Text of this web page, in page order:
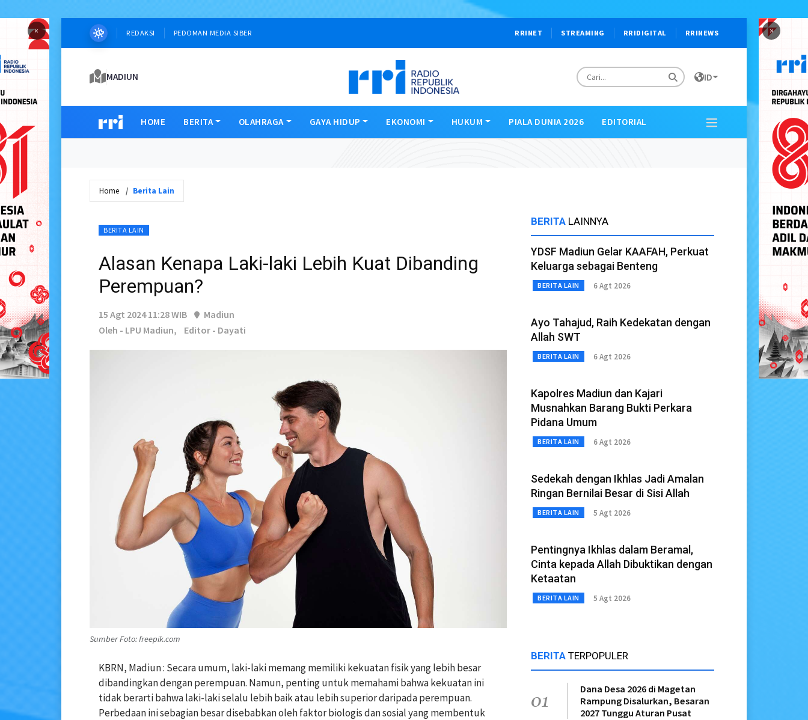
× ×
REDAKSI PEDOMAN MEDIA SIBER RRINET STREAMING RRIDIGITAL RRINEWS
MADIUN ID
HOME BERITA OLAHRAGA GAYA HIDUP EKONOMI HUKUM PIALA DUNIA 2026 EDITORIAL
Home Berita Lain
BERITA LAIN
Alasan Kenapa Laki-laki Lebih Kuat Dibanding
Perempuan?
15 Agt 2024 11:28 WIB
Madiun
Oleh - LPU Madiun,
Editor - Dayati
Sumber Foto: freepik.com
KBRN, Madiun : Secara umum, laki-laki memang memiliki kekuatan fisik yang lebih besar
dibandingkan dengan perempuan. Namun, penting untuk memahami bahwa kekuatan ini
tidak berarti bahwa laki-laki selalu lebih baik atau lebih superior daripada perempuan.
Perbedaan ini sebagian besar disebabkan oleh faktor biologis dan sosial yang membentuk
BERITA LAINNYA
YDSF Madiun Gelar KAAFAH, Perkuat
Keluarga sebagai Benteng
BERITA LAIN 6 Agt 2026
Ayo Tahajud, Raih Kedekatan dengan
Allah SWT
BERITA LAIN 6 Agt 2026
Kapolres Madiun dan Kajari
Musnahkan Barang Bukti Perkara
Pidana Umum
BERITA LAIN 6 Agt 2026
Sedekah dengan Ikhlas Jadi Amalan
Ringan Bernilai Besar di Sisi Allah
BERITA LAIN 5 Agt 2026
Pentingnya Ikhlas dalam Beramal,
Cinta kepada Allah Dibuktikan dengan
Ketaatan
BERITA LAIN 5 Agt 2026
BERITA TERPOPULER
01
Dana Desa 2026 di Magetan
Rampung Disalurkan, Besaran
2027 Tunggu Aturan Pusat